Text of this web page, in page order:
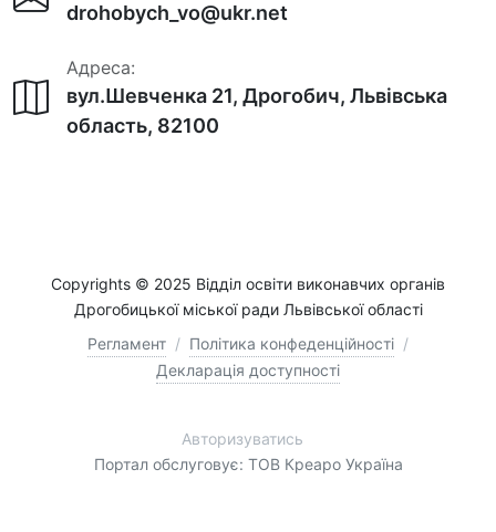
drohobych_vo@ukr.net
Адреса:
вул.Шевченка 21, Дрогобич, Львівська
область, 82100
Copyrights © 2025 Відділ освіти виконавчих органів
Дрогобицької міської ради Львівської області
Регламент / Політика конфеденційності /
Декларація доступності
Авторизуватись
Портал обслуговує: ТОВ Креаро Україна